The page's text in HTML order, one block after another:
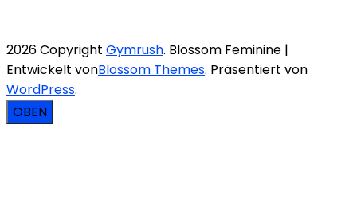
2026 Copyright Gymrush. Blossom Feminine |
Entwickelt vonBlossom Themes. Präsentiert von
WordPress.
OBEN